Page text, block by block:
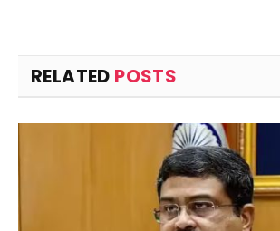
RELATED POSTS